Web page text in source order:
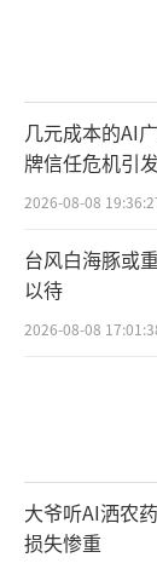
几元成本的AI
牌信任危机引
2026-08-08
台风白海豚或
以待
2026-08-08
大爷听AI洒农
损失惨重